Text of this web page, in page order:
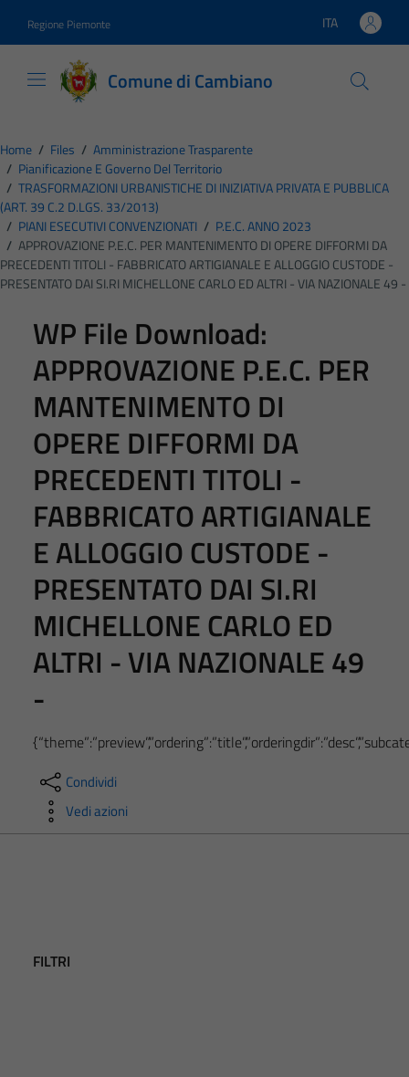
Regione Piemonte Lingua attiva:
ITA
Comune di Cambiano
Home / Files / Amministrazione Trasparente
/ Pianificazione E Governo Del Territorio
/ TRASFORMAZIONI URBANISTICHE DI INIZIATIVA PRIVATA E PUBBLICA
(ART. 39 C.2 D.LGS. 33/2013)
/ PIANI ESECUTIVI CONVENZIONATI / P.E.C. ANNO 2023
/ APPROVAZIONE P.E.C. PER MANTENIMENTO DI OPERE DIFFORMI DA
PRECEDENTI TITOLI - FABBRICATO ARTIGIANALE E ALLOGGIO CUSTODE -
PRESENTATO DAI SI.RI MICHELLONE CARLO ED ALTRI - VIA NAZIONALE 49 -
WP File Download:
APPROVAZIONE P.E.C. PER
MANTENIMENTO DI
OPERE DIFFORMI DA
PRECEDENTI TITOLI -
FABBRICATO ARTIGIANALE
E ALLOGGIO CUSTODE -
PRESENTATO DAI SI.RI
MICHELLONE CARLO ED
ALTRI - VIA NAZIONALE 49
-
Condividi
Vedi azioni
FILTRI